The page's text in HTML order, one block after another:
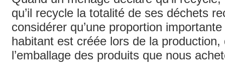
qu’il recycle la totalité de ses déchets
considérer qu’une proportion
habitant est créée lors de la
l’emballage des produits que nous